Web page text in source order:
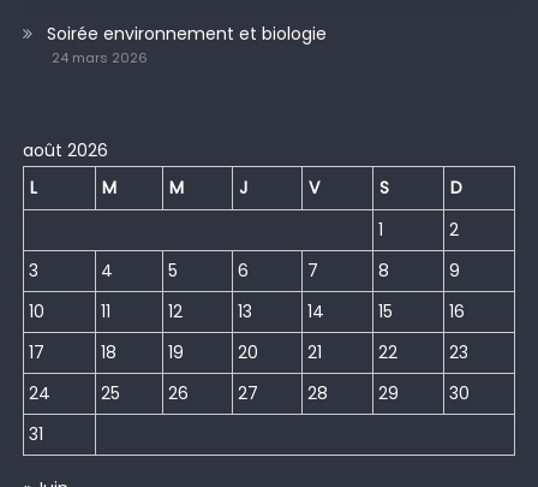
Soirée environnement et biologie
24 mars 2026
août 2026
L
M M J V S
D
1
2
3
4 5 6 7 8
9
10
11 12 13 14 15
16
17
18 19 20 21 22
23
24
25 26 27 28 29
30
31